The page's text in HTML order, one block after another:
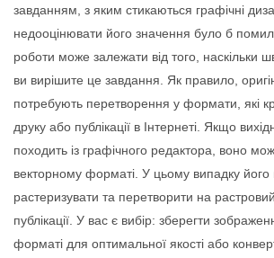
завданням, з яким стикаються графічні
недооцінювати його значення було б
роботи може залежати від того, наскільки
ви вирішите це завдання. Як правило,
потребують перетворення у формати, які
друку або публікації в Інтернеті. Якщо
походить із графічного редактора, воно
векторному форматі. У цьому випадку його
растеризувати та перетворити на
публікації. У вас є вибір: зберегти
форматі для оптимальної якості або